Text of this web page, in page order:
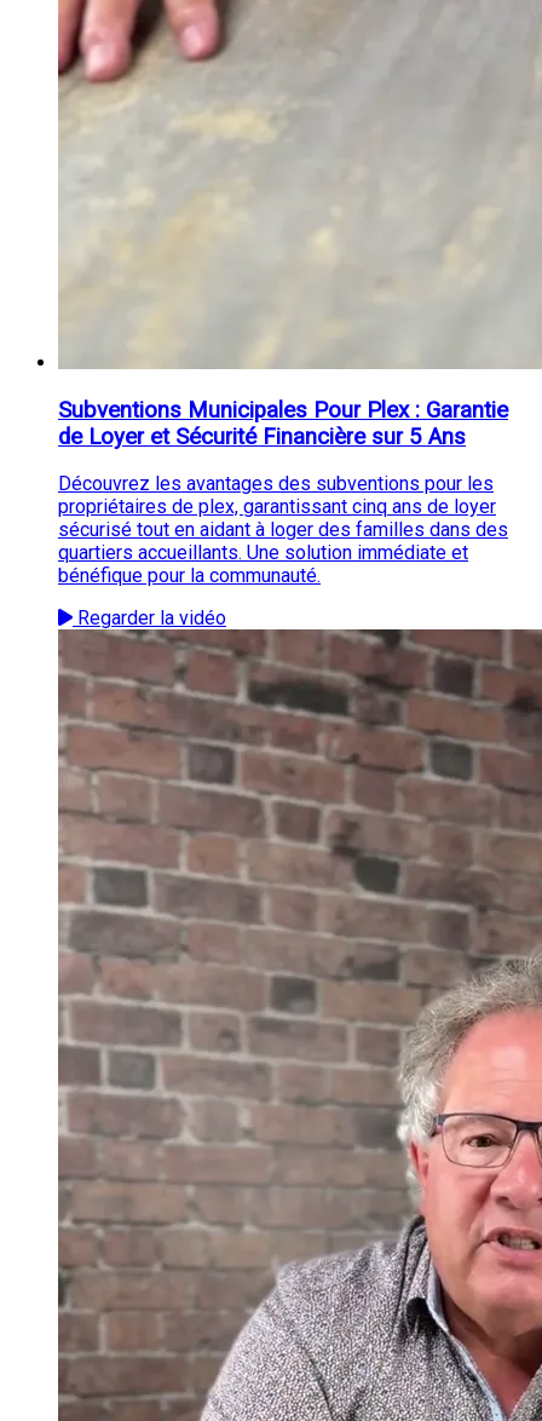
Subventions Municipales Pour Plex : Garantie
de Loyer et Sécurité Financière sur 5 Ans
Découvrez les avantages des subventions pour les
propriétaires de plex, garantissant cinq ans de loyer
sécurisé tout en aidant à loger des familles dans des
quartiers accueillants. Une solution immédiate et
bénéfique pour la communauté.
Regarder la vidéo